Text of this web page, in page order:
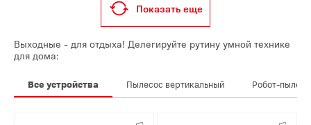
Показать еще
Выходные - для отдыха! Делегируйте рутину умной технике
для дома:
Все устройства Пылесос вертикальный Робот-